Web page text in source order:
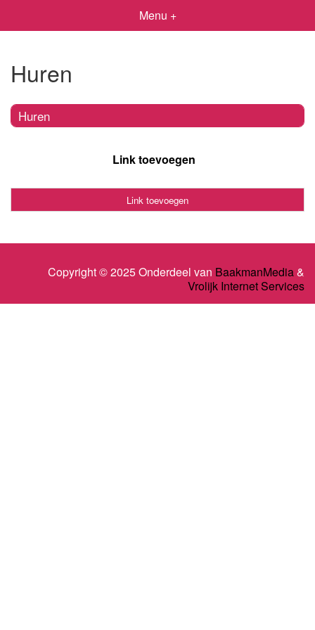
Menu +
Huren
Huren
Link toevoegen
Link toevoegen
Copyright © 2025 Onderdeel van BaakmanMedia&
Vrolijk Internet Services